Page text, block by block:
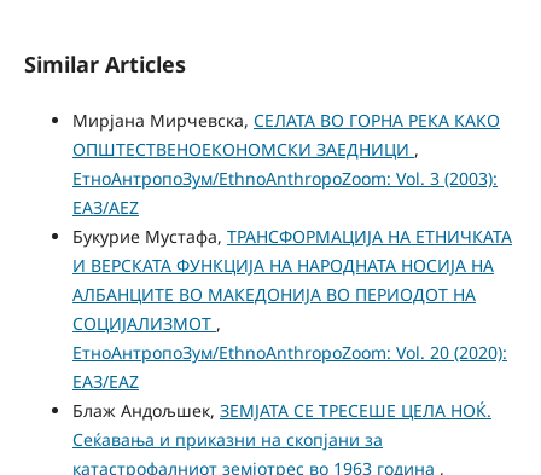
Similar Articles
Мирјана Мирчевска, СЕЛАТА ВО ГОРНА РЕКА КАКО
ОПШТЕСТВЕНОЕКОНОМСКИ ЗАЕДНИЦИ ,
ЕтноАнтропоЗум/EthnoAnthropoZoom: Vol. 3 (2003):
ЕАЗ/AEZ
Букурие Мустафа, ТРАНСФОРМАЦИЈА НА ЕТНИЧКАТА
И ВЕРСКАТА ФУНКЦИЈА НА НАРОДНАТА НОСИЈА НА
АЛБАНЦИТЕ ВО МАКЕДОНИЈА ВО ПЕРИОДОТ НА
СОЦИЈАЛИЗМОТ ,
ЕтноАнтропоЗум/EthnoAnthropoZoom: Vol. 20 (2020):
ЕАЗ/EAZ
Блаж Андољшек, ЗЕМЈАТА СЕ ТРЕСЕШЕ ЦЕЛА НОЌ.
Сеќавања и приказни на скопјани за
катастрофалниот земјотрес во 1963 година ,